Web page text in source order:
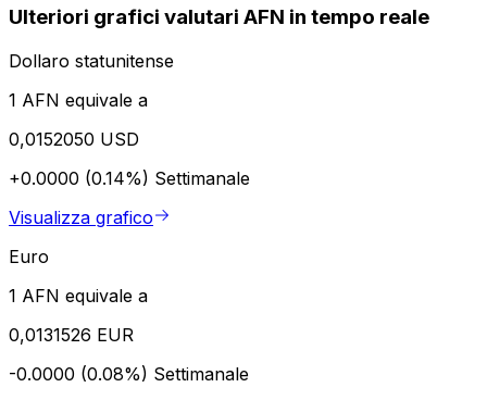
Ulteriori grafici valutari AFN in tempo reale
Dollaro statunitense
1 AFN equivale a
0,0152050 USD
+0.0000 (0.14%) Settimanale
Visualizza grafico
Euro
1 AFN equivale a
0,0131526 EUR
-0.0000 (0.08%) Settimanale